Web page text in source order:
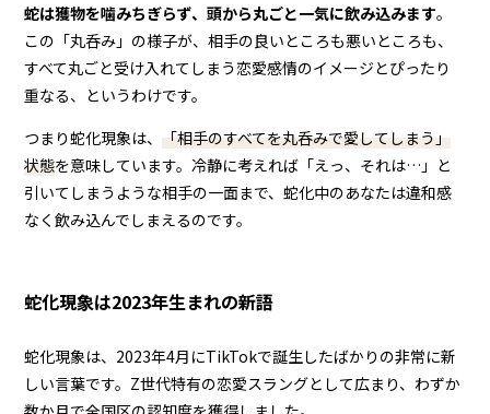
蛇は獲物を噛みちぎらず、頭から丸ごと一気に飲み込みます。
この「丸呑み」の様子が、相手の良いところも悪いところも、
すべて丸ごと受け入れてしまう恋愛感情のイメージとぴったり
重なる、というわけです。
つまり蛇化現象は、「相手のすべてを丸呑みで愛してしまう」
状態を意味しています。冷静に考えれば「えっ、それは…」と
引いてしまうような相手の一面まで、蛇化中のあなたは違和感
なく飲み込んでしまえるのです。
蛇化現象は2023年生まれの新語
蛇化現象は、2023年4月にTikTokで誕生したばかりの非常に新
しい言葉です。Z世代特有の恋愛スラングとして広まり、わずか